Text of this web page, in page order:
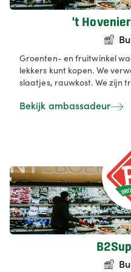
't
Groenten- en fruitwinkel
lekkers kunt kopen. We
slaatjes, rauwkost. We zijn
Bekijk ambassadeur